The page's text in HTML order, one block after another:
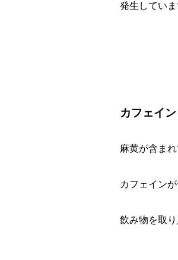
発生していま
カフェイ
麻黄が含ま
カフェイン
飲み物を取り